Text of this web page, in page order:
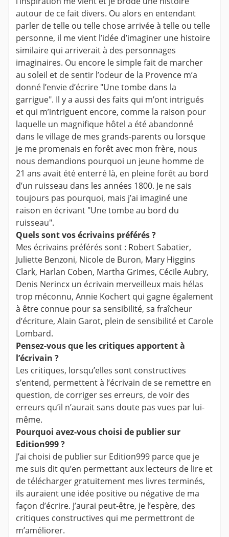
autour de ce fait divers. Ou alors en entendant
parler de telle ou telle chose arrivée à telle ou telle
personne, il me vient l’idée d’imaginer une histoire
similaire qui arriverait à des personnages
imaginaires. Ou encore le simple fait de marcher
au soleil et de sentir l’odeur de la Provence m’a
donné l’envie d’écrire "Une tombe dans la
garrigue". Il y a aussi des faits qui m’ont intrigués
et qui m’intriguent encore, comme la raison pour
laquelle un magnifique hôtel a été abandonné
dans le village de mes grands-parents ou lorsque
je me promenais en forêt avec mon frère, nous
nous demandions pourquoi un jeune homme de
21 ans avait été enterré là, en pleine forêt au bord
d’un ruisseau dans les années 1800. Je ne sais
toujours pas pourquoi, mais j’ai imaginé une
raison en écrivant "Une tombe au bord du
ruisseau".
Quels sont vos écrivains préférés ?
Mes écrivains préférés sont : Robert Sabatier,
Juliette Benzoni, Nicole de Buron, Mary Higgins
Clark, Harlan Coben, Martha Grimes, Cécile Aubry,
Denis Nerincx un écrivain merveilleux mais hélas
trop méconnu, Annie Kochert qui gagne également
à être connue pour sa sensibilité, sa fraîcheur
d’écriture, Alain Garot, plein de sensibilité et Carole
Lombard.
Pensez-vous que les critiques apportent à
l’écrivain ?
Les critiques, lorsqu’elles sont constructives
s’entend, permettent à l’écrivain de se remettre en
question, de corriger ses erreurs, de voir des
erreurs qu’il n’aurait sans doute pas vues par lui-
même.
Pourquoi avez-vous choisi de publier sur
Edition999 ?
J’ai choisi de publier sur Edition999 parce que je
me suis dit qu’en permettant aux lecteurs de lire et
de télécharger gratuitement mes livres terminés,
ils auraient une idée positive ou négative de ma
façon d’écrire. J’aurai peut-être, je l’espère, des
critiques constructives qui me permettront de
m’améliorer.